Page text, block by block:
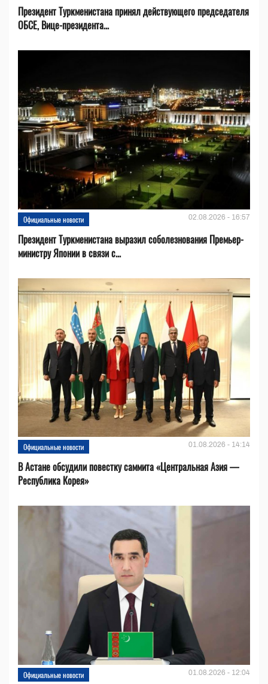
Президент Туркменистана принял действующего председателя
ОБСЕ, Вице-президента...
Официальные новости 02.08.2026 - 16:57
Президент Туркменистана выразил соболезнования Премьер-
министру Японии в связи с...
Официальные новости 01.08.2026 - 14:14
В Астане обсудили повестку саммита «Центральная Азия —
Республика Корея»
Официальные новости 01.08.2026 - 12:04